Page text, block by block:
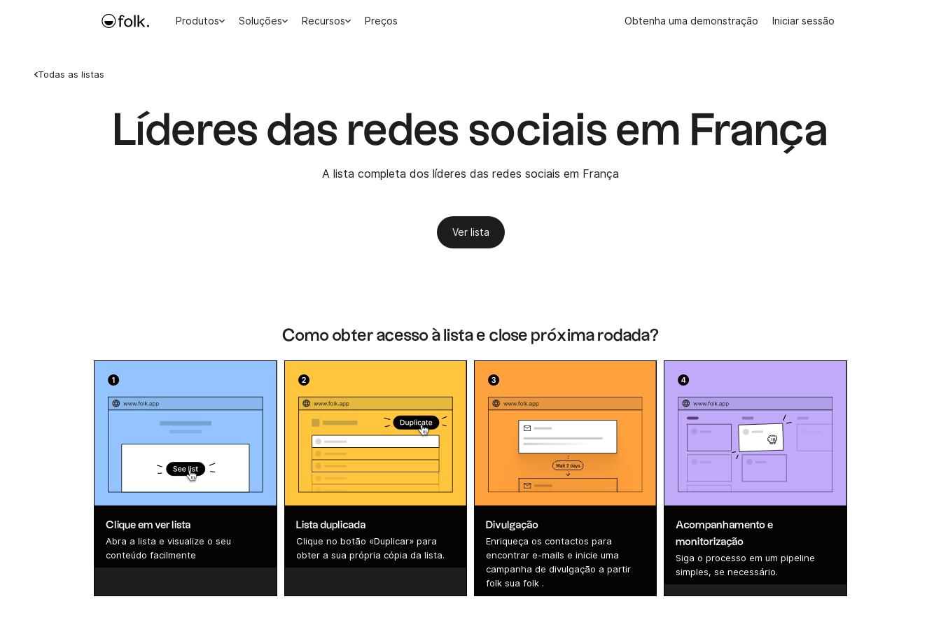
Produtos Soluções Recursos Preços Obtenha uma demonstração Iniciar sessão
Todas as listas
Líderes das redes sociais em França
A lista completa dos líderes das redes sociais em França
Ver lista
Como obter acesso à lista e close próxima rodada?
Clique em ver lista
Abra a lista e visualize o seu
conteúdo facilmente
Lista duplicada
Clique no botão «Duplicar» para
obter a sua própria cópia da lista.
Divulgação
Enriqueça os contactos para
encontrar e-mails e inicie uma
campanha de divulgação a partir
folk sua folk .
Acompanhamento e
monitorização
Siga o processo em um pipeline
simples, se necessário.